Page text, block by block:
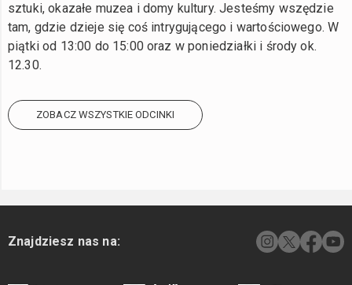
sztuki, okazałe muzea i domy kultury. Jesteśmy wszędzie
tam, gdzie dzieje się coś intrygującego i wartościowego. W
piątki od 13:00 do 15:00 oraz w poniedziałki i środy ok.
12.30.
ZOBACZ WSZYSTKIE ODCINKI
Znajdziesz nas na: